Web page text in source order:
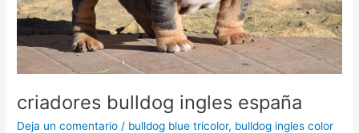
criadores bulldog ingles españa
Deja un comentario / bulldog blue tricolor, bulldog ingles color